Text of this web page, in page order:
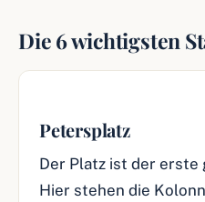
Die 6 wichtigsten
Petersplatz
Der Platz ist der
Hier stehen die